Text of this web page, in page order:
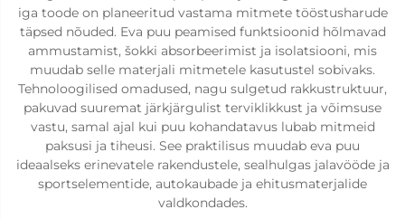
iga toode on planeeritud vastama mitmete tööstusharude
täpsed nõuded. Eva puu peamised funktsioonid hõlmavad
ammustamist, šokki absorbeerimist ja isolatsiooni, mis
muudab selle materjali mitmetele kasutustel sobivaks.
Tehnoloogilised omadused, nagu sulgetud rakkustruktuur,
pakuvad suuremat järkjärgulist terviklikkust ja võimsuse
vastu, samal ajal kui puu kohandatavus lubab mitmeid
paksusi ja tiheusi. See praktilisus muudab eva puu
ideaalseks erinevatele rakendustele, sealhulgas jalavööde ja
sportselementide, autokaubade ja ehitusmaterjalide
valdkondades.